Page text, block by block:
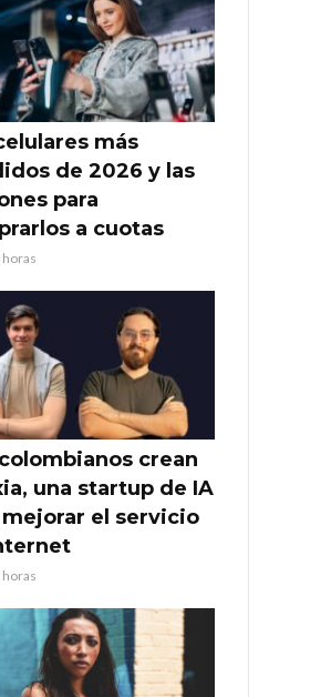
más
de 2026 y las
para
a cuotas
horas
crean
una startup de IA
mejorar el servicio
horas